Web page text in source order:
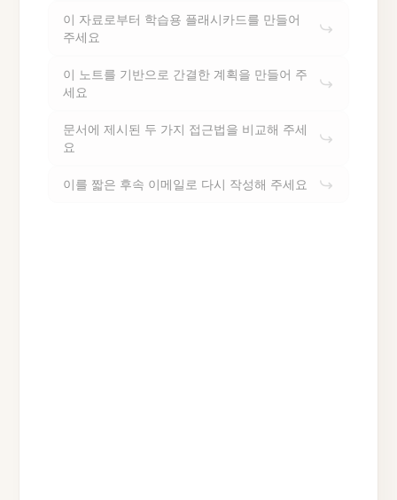
이 자료로부터 학습용 플래시카드를 만들어
주세요
이 노트를 기반으로 간결한 계획을 만들어 주
세요
문서에 제시된 두 가지 접근법을 비교해 주세
요
이를 짧은 후속 이메일로 다시 작성해 주세요